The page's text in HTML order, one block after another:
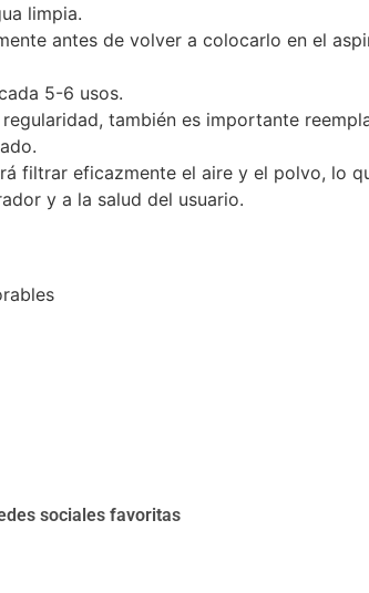
limpia.
antes de volver a colocarlo en el
5-6 usos.
también es importante
filtrar eficazmente el aire y el polvo, lo
y a la salud del usuario.
sociales favoritas